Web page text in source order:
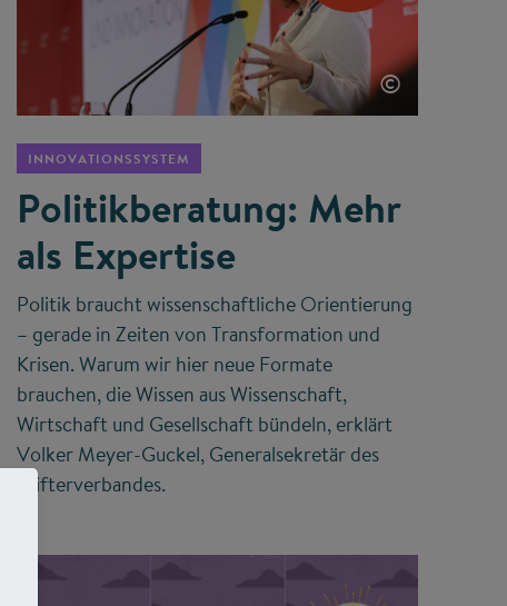
©
INNOVATIONSSYSTEM
Politikberatung: Mehr
als Expertise
Politik braucht wissenschaftliche Orientierung
– gerade in Zeiten von Transformation und
Krisen. Warum wir hier neue Formate
brauchen, die Wissen aus Wissenschaft,
Wirtschaft und Gesellschaft bündeln, erklärt
Volker Meyer-Guckel, Generalsekretär des
Stifterverbandes.